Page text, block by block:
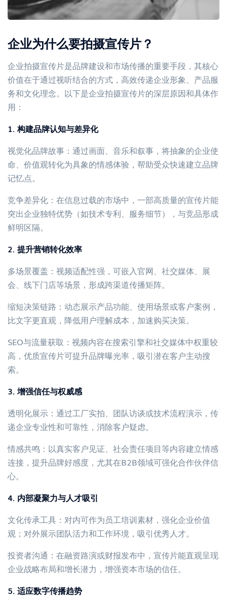
企业为什么要拍摄宣传片？
企业拍摄宣传片是品牌建设和市场传播的重要手段，其核心
价值在于通过视听结合的方式，高效传递企业形象、产品服
务和文化理念。以下是企业拍摄宣传片的深层原因和具体作
用：
1. 构建品牌认知与差异化
视觉化品牌故事：通过画面、音乐和叙事，将抽象的企业使
命、价值观转化为具象的情感体验，帮助受众快速建立品牌
记忆点。
竞争差异化：在信息过载的市场中，一部高质量的宣传片能
突出企业独特优势（如技术专利、服务细节），与竞品形成
鲜明区隔。
2. 提升营销转化效率
多场景覆盖：视频适配性强，可嵌入官网、社交媒体、展
会、线下门店等场景，形成跨渠道传播矩阵。
缩短决策链路：动态展示产品功能、使用场景或客户案例，
比文字更直观，降低用户理解成本，加速购买决策。
SEO与流量获取：视频内容在搜索引擎和社交媒体中权重较
高，优质宣传片可提升品牌曝光率，吸引潜在客户主动搜
索。
3. 增强信任与权威感
透明化展示：通过工厂实拍、团队访谈或技术流程演示，传
递企业专业性和可靠性，消除客户疑虑。
情感共鸣：以真实客户见证、社会责任项目等内容建立情感
连接，提升品牌好感度，尤其在B2B领域可强化合作伙伴信
心。
4. 内部凝聚力与人才吸引
文化传承工具：对内可作为员工培训素材，强化企业价值
观；对外展示团队活力和工作环境，吸引优秀人才。
投资者沟通：在融资路演或财报发布中，宣传片能直观呈现
企业战略布局和增长潜力，增强资本市场的信任。
5. 适应数字传播趋势